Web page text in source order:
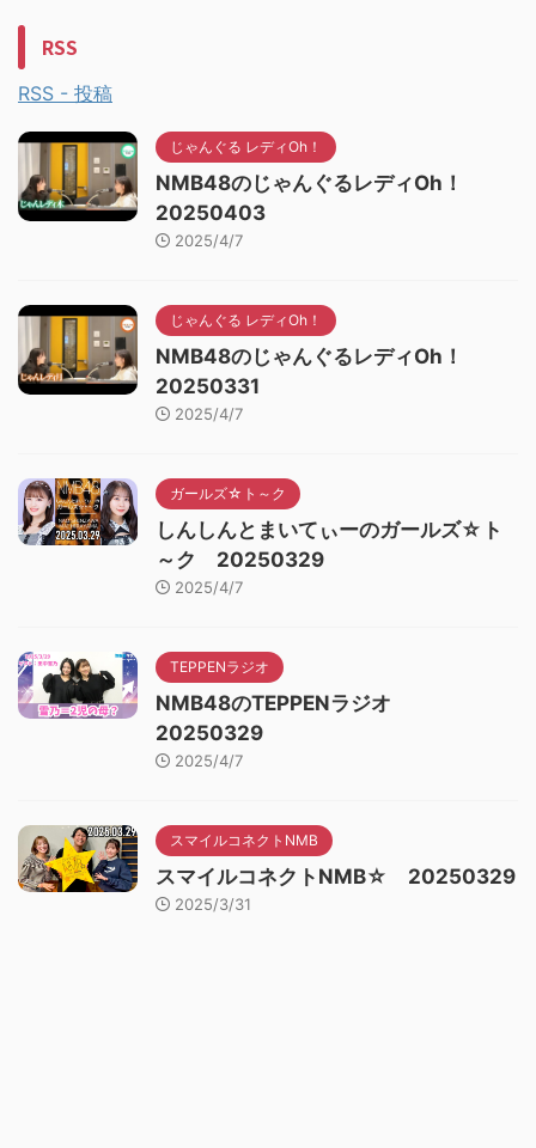
RSS
RSS - 投稿
じゃんぐる レディOh！
NMB48のじゃんぐるレディOh！
20250403
2025/4/7
じゃんぐる レディOh！
NMB48のじゃんぐるレディOh！
20250331
2025/4/7
ガールズ☆ト～ク
しんしんとまいてぃーのガールズ☆ト
～ク 20250329
2025/4/7
TEPPENラジオ
NMB48のTEPPENラジオ
20250329
2025/4/7
スマイルコネクトNMB
スマイルコネクトNMB☆ 20250329
2025/3/31